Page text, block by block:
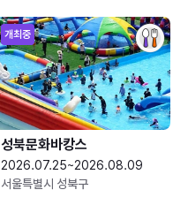
개최중
성북문화바캉스
2026.07.25~2026.08.09
서울특별시 성북구